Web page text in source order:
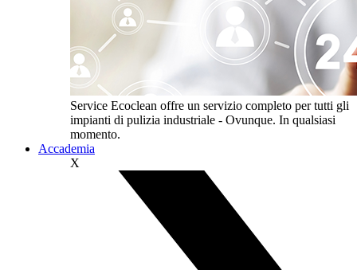
Service Ecoclean offre un servizio completo per tutti gli
impianti di pulizia industriale - Ovunque. In qualsiasi
momento.
Accademia
X